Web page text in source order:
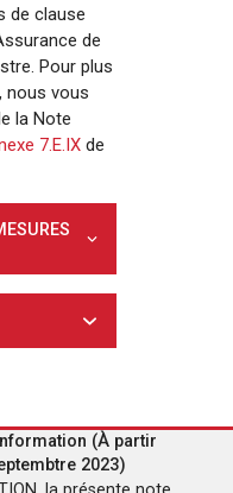
de clause
de
Pour plus
nous vous
la Note
7.E.IX de
(À partir
2023)